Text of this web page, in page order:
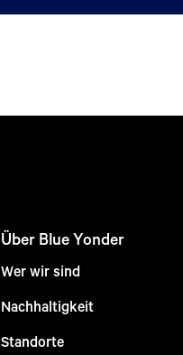
Über Blue Yonder
Wer wir sind
Nachhaltigkeit
Standorte